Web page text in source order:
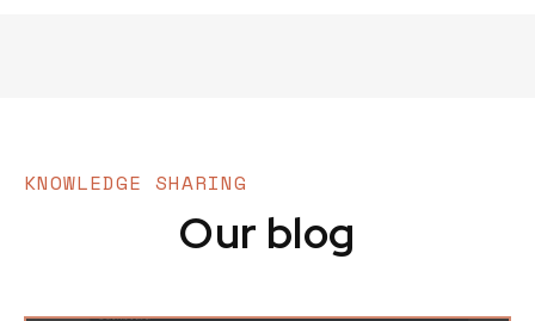
KNOWLEDGE SHARING
Our blog